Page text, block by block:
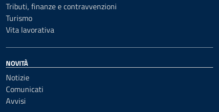
Tributi, finanze e contravvenzioni
Turismo
Vita lavorativa
NOVITÀ
Notizie
Comunicati
Avvisi